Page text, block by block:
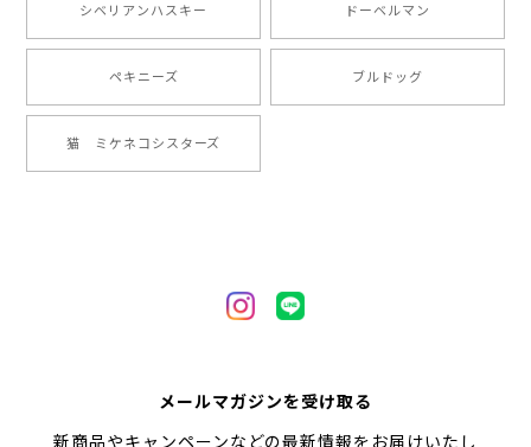
2024/05/22
2024/05/04
シベリアンハスキー ドーベルマン
ペキニーズ ブルドッグ
猫 ミケネコシスターズ
メールマガジンを受け取る